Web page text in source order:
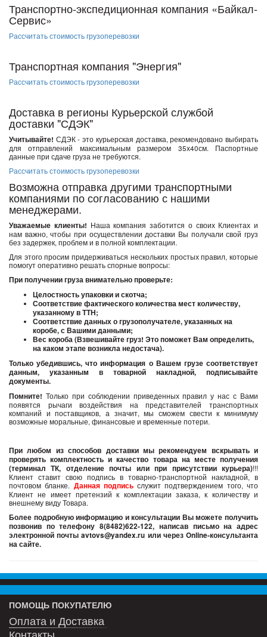
Транспортно-экспедиционная компания «Байкал-
Сервис»
Рассчитать стоимость грузоперевозки
Транспортная компания "Энергия"
Рассчитать стоимость грузоперевозки
Доставка в регионы Курьерской службой
доставки "СДЭК"
Учитывайте! СДЭК - это курьерская доставка, рекомендовано выбирать
для отправлений максимальным размером 35х40см. Паспортные
данные при сдаче груза не требуются.
Рассчитать стоимость грузоперевозки
Возможна отправка другими транспортными
компаниями по согласованию с нашими
менеджерами.
Уважаемые клиенты! Наша компания заботится о своих Клиентах и
нам важно, чтобы при осуществлении доставки Вы получали свой груз
без задержек, проблем и в полной комплектации.
Для этого просим придерживаться нескольких простых правил, которые
помогут оперативно решать спорные вопросы:
При получении груза внимательно проверьте:
Целостность упаковки и скотча;
Соответствие фактического количества мест количеству,
указанному в ТТН;
Соответствие данных о грузополучателе, указанных на
коробе, с Вашими данными;
Вес короба (Взвешивайте груз! Это поможет Вам определить,
на каком этапе возникла недостача).
Только убедившись, что информация о Вашем грузе соответствует
данным, указанным в товарной накладной, подписывайте
документы.
Помните! Только при соблюдении приведенных правил у нас с Вами
появятся рычаги воздействия на представителей транспортных
компаний и поставщиков, а значит, мы сможем свести к минимуму
возможные моральные, финансовые и временные потери.
При любом из способов доставки мы рекомендуем вскрывать и
проверять комплектность и качество товара на месте получения
(терминал ТК, отделение почты или при присутствии курьера)!!!
Клиент ставит свою подпись в товарно-транспортной накладной, в
почтовом бланке. Данная подписьслужит подтверждением того, что
Клиент не имеет претензий к комплектации заказа, к количеству и
внешнему виду Товара.
Более подробную информацию и консультации Вы можете получить
позвонив по телефону 8(8482)622-122, написав письмо на адрес
электронной почты avtovs@yandex.ru или через Online-консультанта
на сайте.
ПОМОЩЬ ПОКУПАТЕЛЮ
Оплата и Доставка